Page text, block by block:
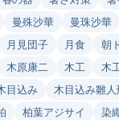
曼殊沙華 曼珠沙華
月見団子 月食 朝
木原康二 木工 木
目込み 木目込み雛人
柏葉アジサイ 染